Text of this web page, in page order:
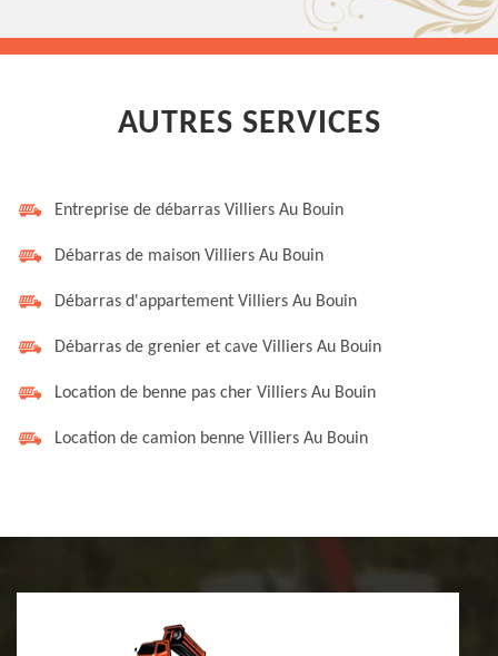
AUTRES SERVICES
Entreprise de débarras Villiers Au Bouin
Débarras de maison Villiers Au Bouin
Débarras d'appartement Villiers Au Bouin
Débarras de grenier et cave Villiers Au Bouin
Location de benne pas cher Villiers Au Bouin
Location de camion benne Villiers Au Bouin